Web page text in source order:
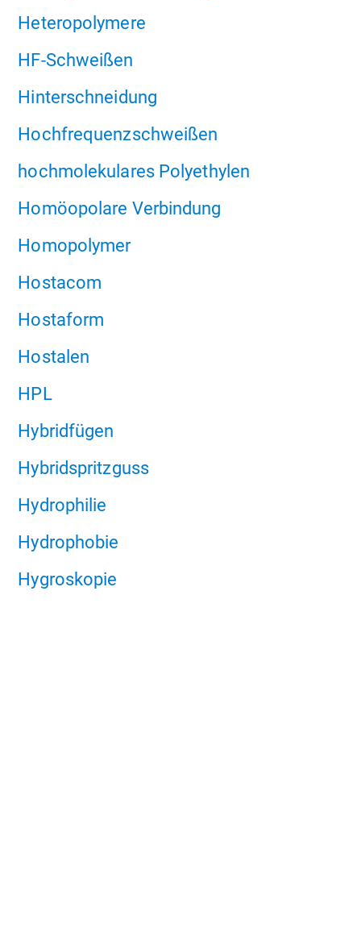
Heteropolymere
HF-Schweißen
Hinterschneidung
Hochfrequenzschweißen
hochmolekulares Polyethylen
Homöopolare Verbindung
Homopolymer
Hostacom
Hostaform
Hostalen
HPL
Hybridfügen
Hybridspritzguss
Hydrophilie
Hydrophobie
Hygroskopie